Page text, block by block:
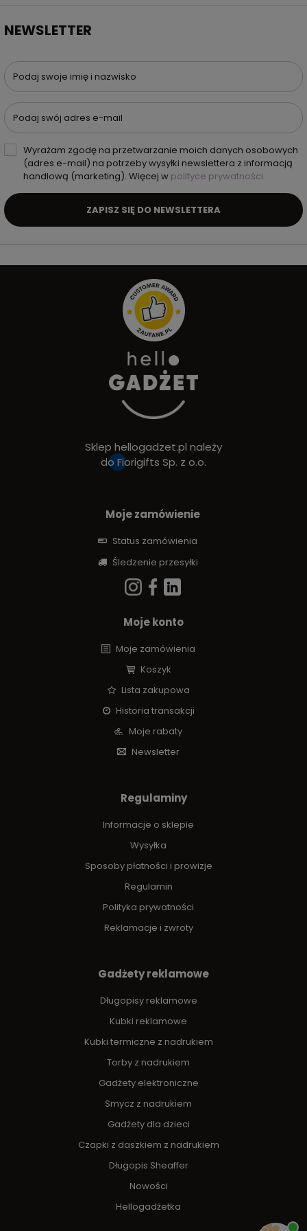
NEWSLETTER
Podaj swoje imię i nazwisko
Podaj swój adres e-mail
Wyrażam zgodę na przetwarzanie moich danych osobowych
(adres e-mail) na potrzeby wysyłki newslettera z informacją
handlową (marketing). Więcej w polityce prywatności.
ZAPISZ SIĘ DO NEWSLETTERA
Sklep hellogadzet.pl należy
do Fiorigifts Sp. z o.o.
Moje zamówienie
Status zamówienia
Śledzenie przesyłki
Moje konto
Moje zamówienia
Koszyk
Lista zakupowa
Historia transakcji
Moje rabaty
Newsletter
Regulaminy
Informacje o sklepie
Wysyłka
Sposoby płatności i prowizje
Regulamin
Polityka prywatności
Reklamacje i zwroty
Gadżety reklamowe
Długopisy reklamowe
Kubki reklamowe
Kubki termiczne z nadrukiem
Torby z nadrukiem
Gadżety elektroniczne
Smycz z nadrukiem
Gadżety dla dzieci
Czapki z daszkiem z nadrukiem
Długopis Sheaffer
Nowości
Hellogadżetka